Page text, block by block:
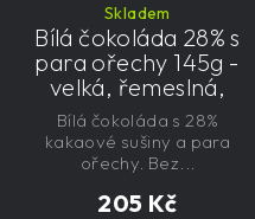
Skladem
Bílá čokoláda 28% s
para ořechy 145g -
velká, řemeslná,
exkluzivní, dárková
205 Kč
Bílá čokoláda s 28%
kakaové sušiny a para
ořechy. Bez...